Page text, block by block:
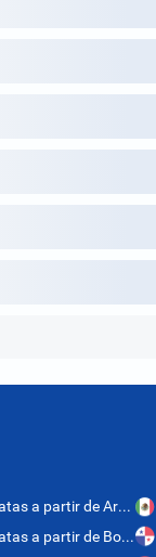
Passagens Aéreas baratas a partir de Argentina
Passagens Aéreas baratas a partir de Bolívia